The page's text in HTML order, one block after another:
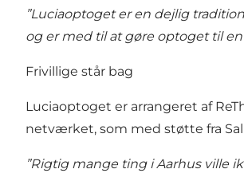
”Luciaoptoget er en dejlig
og er med til at gøre optoget til
Frivillige står bag
Luciaoptoget er arrangeret af
netværket, som med støtte fra
”Rigtig mange ting i Aarhus ville